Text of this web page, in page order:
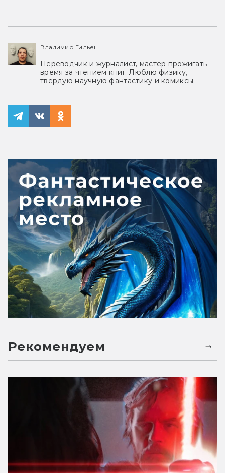
Владимир Гильен
Переводчик и журналист, мастер прожигать
время за чтением книг. Люблю физику,
твердую научную фантастику и комиксы.
Рекомендуем